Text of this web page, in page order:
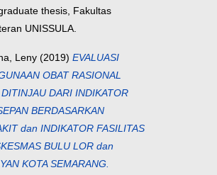
thesis, Fakultas
UNISSULA.
Leny (2019) EVALUASI
OBAT RASIONAL
DARI INDIKATOR
BERDASARKAN
dan INDIKATOR FASILITAS
BULU LOR dan
KOTA SEMARANG.